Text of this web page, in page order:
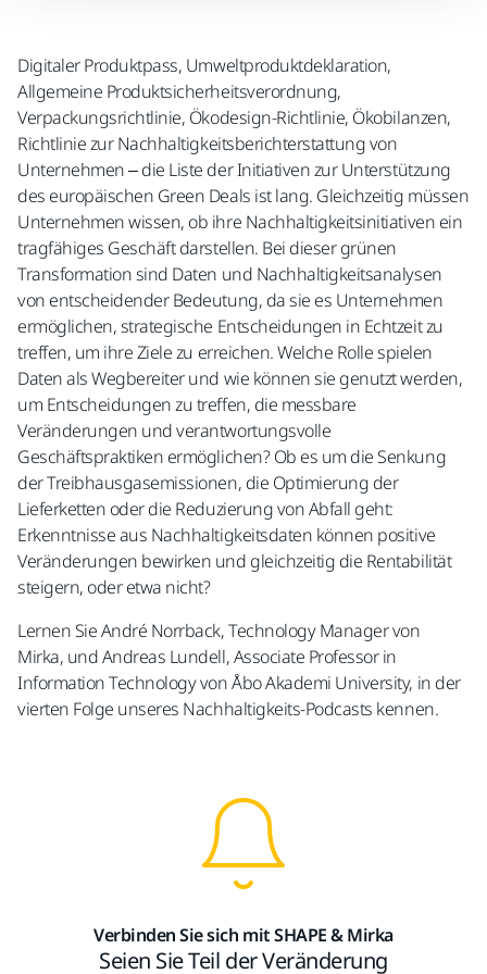
Digitaler Produktpass, Umweltproduktdeklaration,
Allgemeine Produktsicherheitsverordnung,
Verpackungsrichtlinie, Ökodesign-Richtlinie, Ökobilanzen,
Richtlinie zur Nachhaltigkeitsberichterstattung von
Unternehmen – die Liste der Initiativen zur Unterstützung
des europäischen Green Deals ist lang. Gleichzeitig müssen
Unternehmen wissen, ob ihre Nachhaltigkeitsinitiativen ein
tragfähiges Geschäft darstellen. Bei dieser grünen
Transformation sind Daten und Nachhaltigkeitsanalysen
von entscheidender Bedeutung, da sie es Unternehmen
ermöglichen, strategische Entscheidungen in Echtzeit zu
treffen, um ihre Ziele zu erreichen. Welche Rolle spielen
Daten als Wegbereiter und wie können sie genutzt werden,
um Entscheidungen zu treffen, die messbare
Veränderungen und verantwortungsvolle
Geschäftspraktiken ermöglichen? Ob es um die Senkung
der Treibhausgasemissionen, die Optimierung der
Lieferketten oder die Reduzierung von Abfall geht:
Erkenntnisse aus Nachhaltigkeitsdaten können positive
Veränderungen bewirken und gleichzeitig die Rentabilität
steigern, oder etwa nicht?
Lernen Sie André Norrback, Technology Manager von
Mirka, und Andreas Lundell, Associate Professor in
Information Technology von Åbo Akademi University, in der
vierten Folge unseres Nachhaltigkeits-Podcasts kennen.
Verbinden Sie sich mit SHAPE & Mirka
Seien Sie Teil der Veränderung